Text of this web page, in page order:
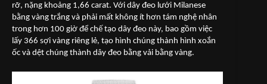
rỡ, nặng khoảng 1,66 carat. Với dây đeo lưới Milanese
bằng vàng trắng và phải mất không ít hơn tám nghệ nhân
trong hơn 100 giờ để chế tạo dây đeo này, bao gồm việc
lấy 366 sợi vàng riêng lẻ, tạo hình chúng thành hình xoắn
ốc và dệt chúng thành dây đeo bằng vải bằng vàng.